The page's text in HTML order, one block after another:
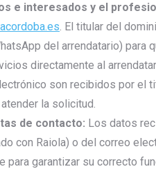
e interesados y el
. El titular del
del arrendatario) para
directamente al
son recibidos por el
la solicitud.
de contacto: Los datos
con Raiola) o del correo
garantizar su correcto